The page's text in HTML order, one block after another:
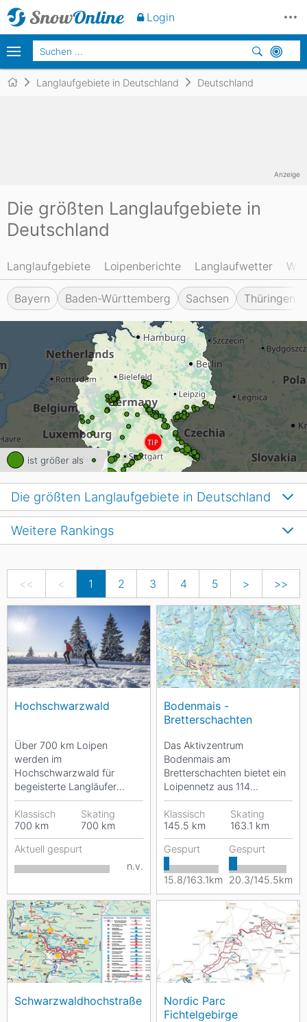
Langlaufgebiete in Deutschland Deutschland
Die größten Langlaufgebiete in
Deutschland
Langlaufgebiete Loipenberichte Langlaufwetter
Bayern Baden-Württemberg Sachsen Thüringen
ist größer als
<< < 1 2 3 4 5 > >>
Hochschwarzwald
Über 700 km Loipen
werden im
Hochschwarzwald für
begeisterte Langläufer
täglich gespurt. Du hast
dabei die Auswahl zwischen
einfacheren,...
Klassisch
700 km
Skating
700 km
Aktuell gespurt
n.v.
Bodenmais -
Bretterschachten
Das Aktivzentrum
Bodenmais am
Bretterschachten bietet ein
Loipennetz aus 114
Loipenkilometern und
gehört zu den
schneesichersten...
Klassisch
145.5 km
Skating
163.1 km
Gespurt
15.8/163.1km
Gespurt
20.3/145.5km
Schwarzwaldhochstraße
Nordic Parc
Fichtelgebirge
Weitere Rankings
Die größten Langlaufgebiete in Deutschland
Anzeige
Login